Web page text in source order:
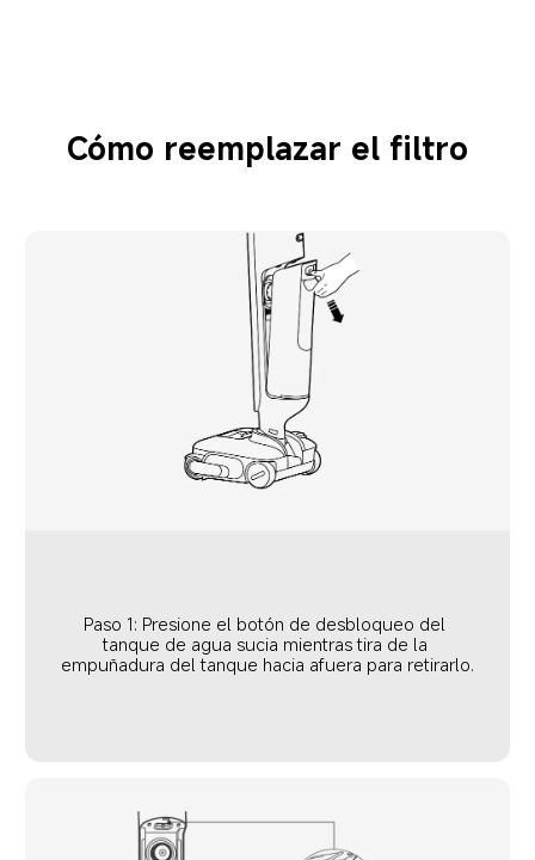
Cómo reemplazar el filtro
Paso 1: Presione el botón de desbloqueo del
tanque de agua sucia mientras tira de la
empuñadura del tanque hacia afuera para retirarlo.